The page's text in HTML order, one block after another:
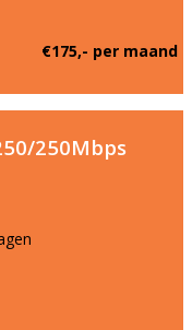
€175,- per maand
250Mbps